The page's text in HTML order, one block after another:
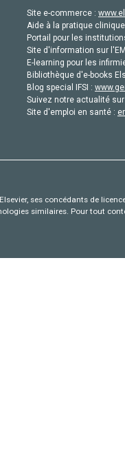
Site e-commerce :
Aide à la pratique
Portail pour les
Site d'information sur
E-learning pour les
Bibliothèque d'e-books
Blog special IFSI :
Suivez notre actualité
Site d'emploi en santé :
ses concédants de
similaires. Pour tout